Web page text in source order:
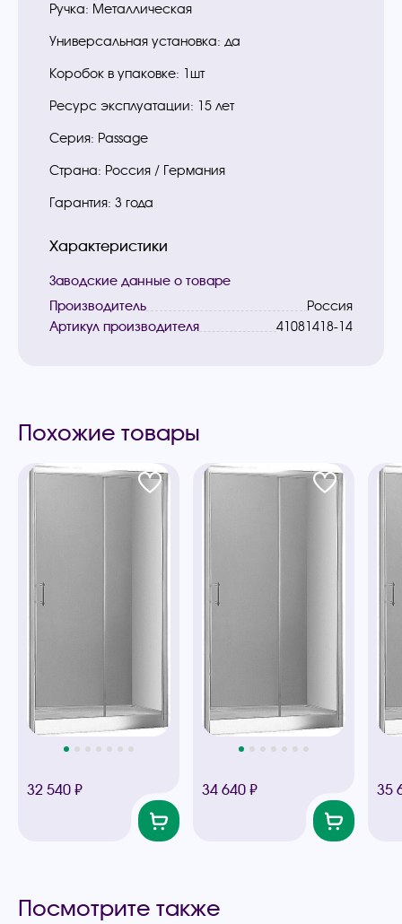
Ручка: Металлическая
Универсальная установка: да
Коробок в упаковке: 1шт
Ресурс эксплуатации: 15 лет
Серия: Passage
Страна: Россия / Германия
Гарантия: 3 года
Характеристики
Заводские данные о товаре
Производитель
Россия
Артикул производителя
41081418-14
Похожие товары
32 540 ₽ 34 640 ₽ 35
Посмотрите также